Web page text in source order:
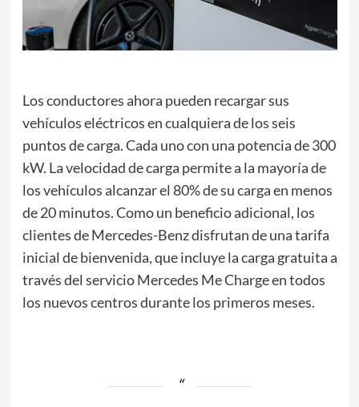
Los conductores ahora pueden recargar sus
vehículos eléctricos en cualquiera de los seis
puntos de carga. Cada uno con una potencia de 300
kW. La velocidad de carga permite a la mayoría de
los vehículos alcanzar el 80% de su carga en menos
de 20 minutos. Como un beneficio adicional, los
clientes de Mercedes-Benz disfrutan de una tarifa
inicial de bienvenida, que incluye la carga gratuita a
través del servicio Mercedes Me Charge en todos
los nuevos centros durante los primeros meses.